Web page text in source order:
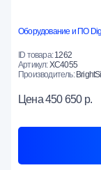
Оборудование и ПО
ID товара:1262
Артикул:XC4055
Производитель:
Цена450 650 р.